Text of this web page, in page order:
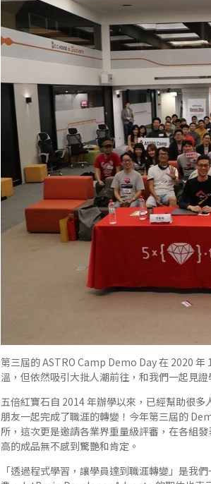
第三屆的 ASTRO Camp Demo Day 在 2020 年
溫，但依然吸引大批人潮前往，和我們一起見
五倍紅寶石自 2014 年辦學以來，已經幫助很
朋友一起完成了職涯的轉變！今年第三屆的
所，這次更是邀請各業界重量級評審，在各組
高的成品無不感到驚艷和肯定。
「透過程式學習，讓學員達到職涯轉變」是我